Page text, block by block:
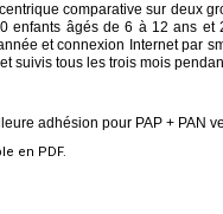
comparative sur deux
enfants âgés de 6 à 12 ans
et connexion Internet par
suivis tous les trois mois
adhésion pour PAP + PAN
en PDF.